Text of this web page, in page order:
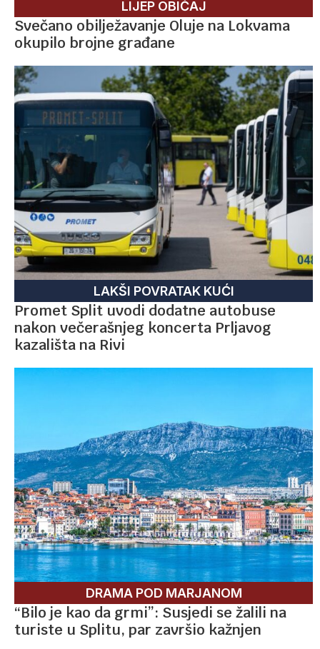
LIJEP OBIČAJ
Svečano obilježavanje Oluje na Lokvama
okupilo brojne građane
LAKŠI POVRATAK KUĆI
Promet Split uvodi dodatne autobuse
nakon večerašnjeg koncerta Prljavog
kazališta na Rivi
DRAMA POD MARJANOM
“Bilo je kao da grmi”: Susjedi se žalili na
turiste u Splitu, par završio kažnjen